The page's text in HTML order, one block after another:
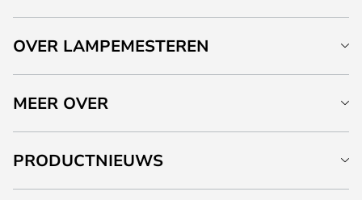
OVER LAMPEMESTEREN
MEER OVER
PRODUCTNIEUWS